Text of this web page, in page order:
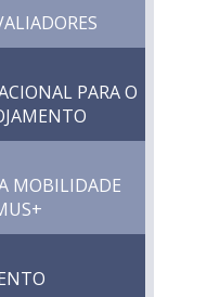
PARA O
MOBILIDADE